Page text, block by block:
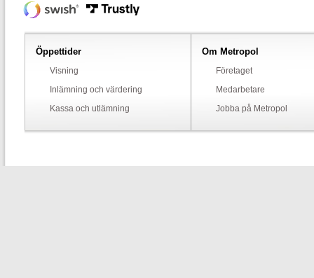
Öppettider
Visning
Inlämning och värdering
Kassa och utlämning
Om Metropol
Företaget
Medarbetare
Jobba på Metropol